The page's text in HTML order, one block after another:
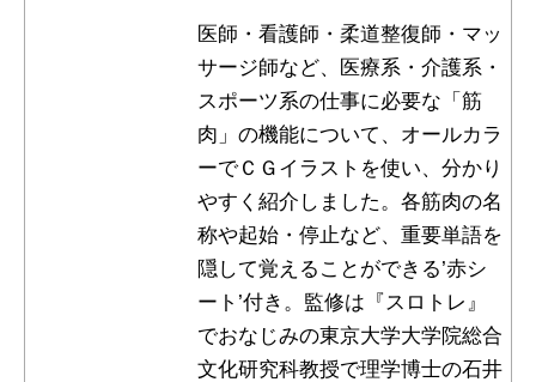
医師・看護師・柔道整復師・マッ
サージ師など、医療系・介護系・
スポーツ系の仕事に必要な「筋
肉」の機能について、オールカラ
ーでＣＧイラストを使い、分かり
やすく紹介しました。各筋肉の名
称や起始・停止など、重要単語を
隠して覚えることができる’赤シ
ート’付き。監修は『スロトレ』
でおなじみの東京大学大学院総合
文化研究科教授で理学博士の石井